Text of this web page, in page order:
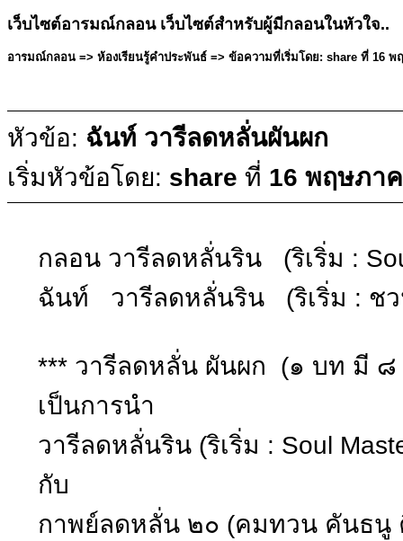
เว็บไซต์อารมณ์กลอน เว็บไซต์สำหรับผู้มีกลอนในหัวใจ..
อารมณ์กลอน => ห้องเรียนรู้คำประพันธ์ => ข้อความที่เริ่มโดย: share ที่ 16 พ
หัวข้อ: ฉันท์ วารีลดหลั่นผันผก
เริ่มหัวข้อโดย: share ที่ 16 พฤษภา
กลอน วารีลดหลั่นริน (ริเริ่ม :
ฉันท์ วารีลดหลั่นริน (ริเริ่ม : ช
*** วารีลดหลั่น ผันผก (๑ บท มี ๘
เป็นการนำ
วารีลดหลั่นริน (ริเริ่ม : Soul
กับ
กาพย์ลดหลั่น ๒๐ (คมทวน คันธนู